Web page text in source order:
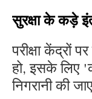
सुरक्षा के कड़े
परीक्षा केंद्रों
हो, इसके लिए
निगरानी की